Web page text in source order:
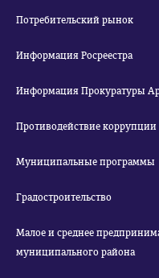
Потребительский рынок
Информация Росреестра
Информация Прокуратуры
Противодействие коррупции
Муниципальные программы
Градостроительство
Малое и среднее
муниципального района